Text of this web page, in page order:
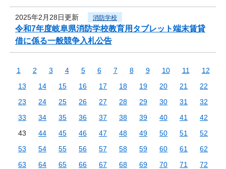
2025年2月28日更新 消防学校
令和7年度岐阜県消防学校教育用タブレット端末賃貸
借に係る一般競争入札公告
1 2 3 4 5 6 7 8 9 10 11
12
13
14 15 16 17 18 19 20 21
22
23
24 25 26 27 28 29 30 31
32
33
34 35 36 37 38 39 40 41
42
43
44 45 46 47 48 49 50 51
52
53
54 55 56 57 58 59 60 61
62
63
64 65 66 67 68 69 70 71
72